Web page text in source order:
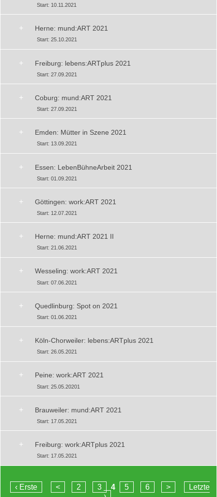
Start: 10.11.2021
+ Herne: mund:ART 2021
Start: 25.10.2021
+ Freiburg: lebens:ARTplus 2021
Start: 27.09.2021
+ Coburg: mund:ART 2021
Start: 27.09.2021
+ Emden: Mütter in Szene 2021
Start: 13.09.2021
+ Essen: LebenBühneArbeit 2021
Start: 01.09.2021
+ Göttingen: work:ART 2021
Start: 12.07.2021
+ Herne: mund:ART 2021 II
Start: 21.06.2021
+ Wesseling: work:ART 2021
Start: 07.06.2021
+ Quedlinburg: Spot on 2021
Start: 01.06.2021
+ Köln-Chorweiler: lebens:ARTplus 2021
Start: 26.05.2021
+ Peine: work:ART 2021
Start: 25.05.20201
+ Brauweiler: mund:ART 2021
Start: 17.05.2021
+ Freiburg: work:ARTplus 2021
Start: 17.05.2021
‹ Erste < 2 3 4 5 6 >
Letzte